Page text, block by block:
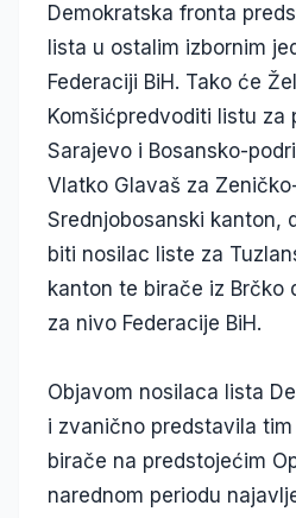
Demokratska fronta
lista u ostalim izbornim
Federaciji BiH. Tako će
Komšićpredvoditi listu za
Sarajevo i Bosansko-
Vlatko Glavaš za
Srednjobosanski kanton,
biti nosilac liste za
kanton te birače iz Brčko
za nivo Federacije BiH.
Objavom nosilaca lista
i zvanično predstavila
birače na predstojećim
narednom periodu